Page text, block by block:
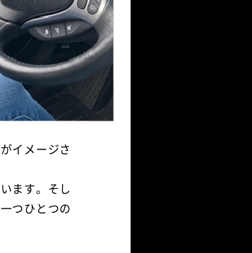
イメージさ
ます。そし
つひとつの